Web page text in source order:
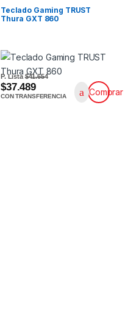
Teclado Gaming TRUST
Thura GXT 860
P. Lista$41.654
$37.489
CON TRANSFERENCIA Comprar